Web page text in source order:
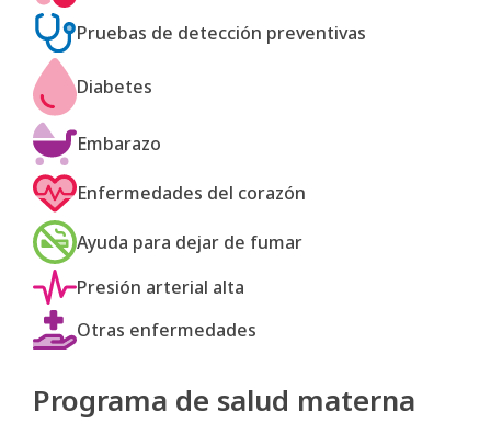
Pruebas de detección preventivas
Diabetes
Embarazo
Enfermedades del corazón
Ayuda para dejar de fumar
Presión arterial alta
Otras enfermedades
Programa de salud materna